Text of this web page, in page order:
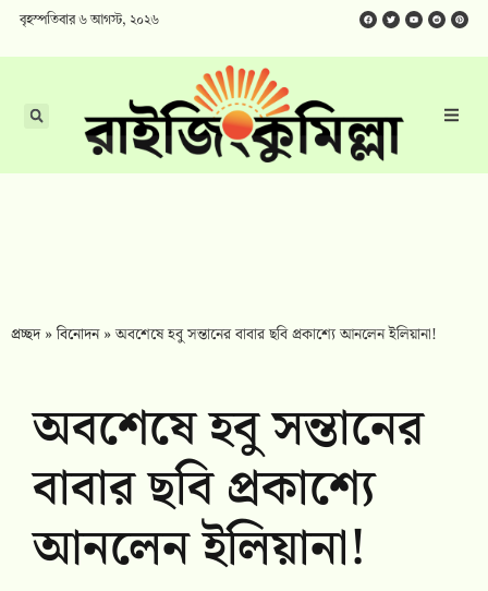
বৃহস্পতিবার ৬ আগস্ট, ২০২৬
প্রচ্ছদ»বিনোদন»অবশেষে হবু সন্তানের বাবার ছবি প্রকাশ্যে আনলেন ইলিয়ানা!
অবশেষে হবু সন্তানের
বাবার ছবি প্রকাশ্যে
আনলেন ইলিয়ানা!